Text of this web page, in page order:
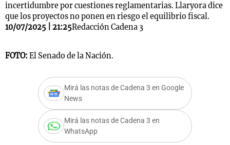
incertidumbre por cuestiones reglamentarias. Llaryora dice
que los proyectos no ponen en riesgo el equilibrio fiscal.
10/07/2025 | 21:25Redacción Cadena 3
FOTO: El Senado de la Nación.
Mirá las notas de Cadena 3 en Google
News
Mirá las notas de Cadena 3 en
WhatsApp